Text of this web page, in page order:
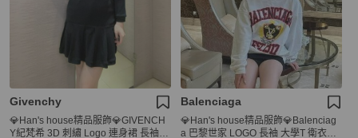
Givenchy
💎Han's house精品服飾💎GIVENCH
Y紀梵希 3D 刺繡 Logo 連身裙 長袖洋
Balenciaga
💎Han's house精品服飾💎Balenciag
a 巴黎世家 LOGO 長袖 大學T 衛衣現